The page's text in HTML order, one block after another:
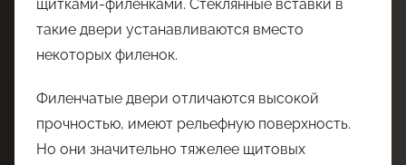
щитками-филенками. Стеклянные вставки в
такие двери устанавливаются вместо
некоторых филенок.
Филенчатые двери отличаются высокой
прочностью, имеют рельефную поверхность.
Но они значительно тяжелее щитовых